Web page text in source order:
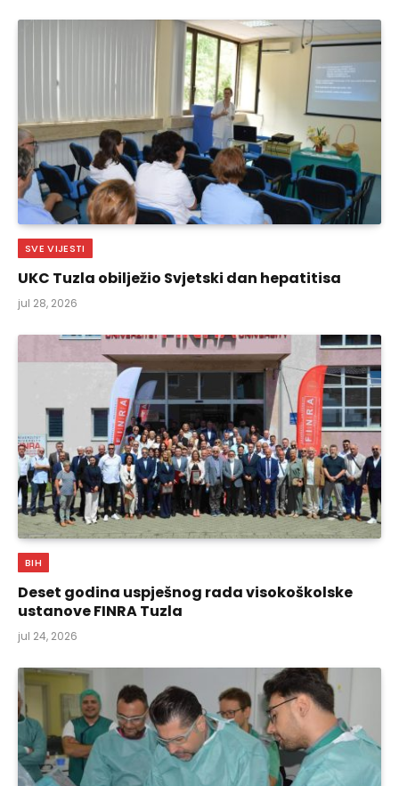
SVE VIJESTI
UKC Tuzla obilježio Svjetski dan hepatitisa
jul 28, 2026
BIH
Deset godina uspješnog rada visokoškolske
ustanove FINRA Tuzla
jul 24, 2026